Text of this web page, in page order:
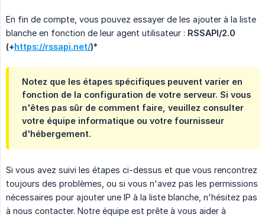
En fin de compte, vous pouvez essayer de les ajouter à la liste
blanche en fonction de leur agent utilisateur : RSSAPI/2.0
(+https://rssapi.net/)*
Notez que les étapes spécifiques peuvent varier en
fonction de la configuration de votre serveur. Si vous
n'êtes pas sûr de comment faire, veuillez consulter
votre équipe informatique ou votre fournisseur
d'hébergement.
Si vous avez suivi les étapes ci-dessus et que vous rencontrez
toujours des problèmes, ou si vous n'avez pas les permissions
nécessaires pour ajouter une IP à la liste blanche, n'hésitez pas
à nous contacter. Notre équipe est prête à vous aider à